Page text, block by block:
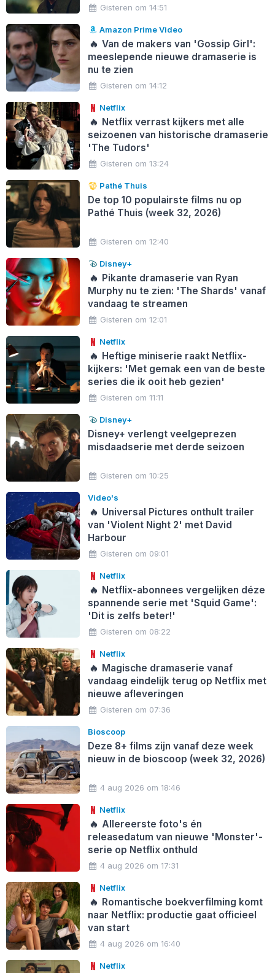
Gisteren om 14:51
Amazon Prime Video
🔥 Van de makers van 'Gossip Girl':
meeslepende nieuwe dramaserie is
nu te zien
Gisteren om 14:12
Netflix
🔥 Netflix verrast kijkers met alle
seizoenen van historische dramaserie
'The Tudors'
Gisteren om 13:24
Pathé Thuis
De top 10 populairste films nu op
Pathé Thuis (week 32, 2026)
Gisteren om 12:40
Disney+
🔥 Pikante dramaserie van Ryan
Murphy nu te zien: 'The Shards' vanaf
vandaag te streamen
Gisteren om 12:01
Netflix
🔥 Heftige miniserie raakt Netflix-
kijkers: 'Met gemak een van de beste
series die ik ooit heb gezien'
Gisteren om 11:11
Disney+
Disney+ verlengt veelgeprezen
misdaadserie met derde seizoen
Gisteren om 10:25
Video's
🔥 Universal Pictures onthult trailer
van 'Violent Night 2' met David
Harbour
Gisteren om 09:01
Netflix
🔥 Netflix-abonnees vergelijken déze
spannende serie met 'Squid Game':
'Dit is zelfs beter!'
Gisteren om 08:22
Netflix
🔥 Magische dramaserie vanaf
vandaag eindelijk terug op Netflix met
nieuwe afleveringen
Gisteren om 07:36
Bioscoop
Deze 8+ films zijn vanaf deze week
nieuw in de bioscoop (week 32, 2026)
4 aug 2026 om 18:46
Netflix
🔥 Allereerste foto's én
releasedatum van nieuwe 'Monster'-
serie op Netflix onthuld
4 aug 2026 om 17:31
Netflix
🔥 Romantische boekverfilming komt
naar Netflix: productie gaat officieel
van start
4 aug 2026 om 16:40
Netflix